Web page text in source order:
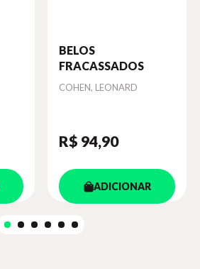
BELOS
FRACASSADOS
Autor
COHEN, LEONARD
R$ 94,90
ADICIONAR